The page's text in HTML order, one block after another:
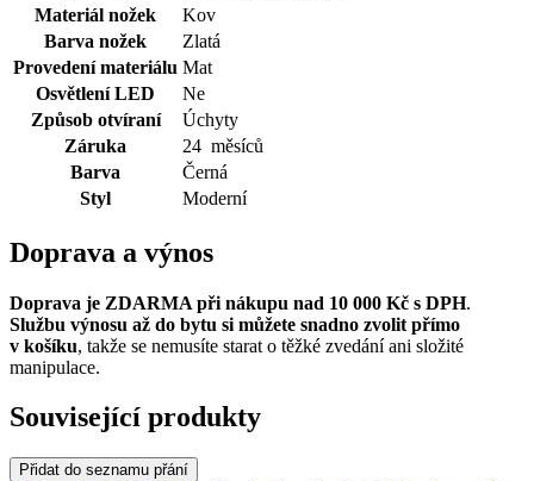
Materiál nožek
Kov
Barva nožek
Zlatá
Provedení materiálu Mat
Osvětlení LED
Ne
Způsob otvíraní
Úchyty
Záruka
24 měsíců
Barva
Černá
Styl
Moderní
Doprava a výnos
Doprava je ZDARMA při nákupu nad 10 000 Kč s DPH.
Službu výnosu až do bytu si můžete snadno zvolit přímo
v košíku, takže se nemusíte starat o těžké zvedání ani složité
manipulace.
Související produkty
Přidat do seznamu přání